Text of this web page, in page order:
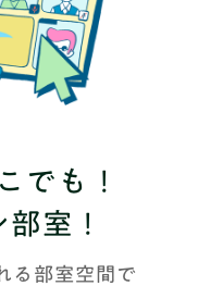
でも！
室！
る部室空間で